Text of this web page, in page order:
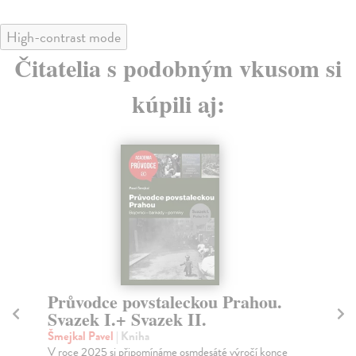
High-contrast mode
Čitatelia s podobným vkusom si
kúpili aj:
Edvard Beneš mezi Londýnem a
Moskvou
Kubelková Radka| Kniha
Edvard Beneš, významná postava prvého a druhého